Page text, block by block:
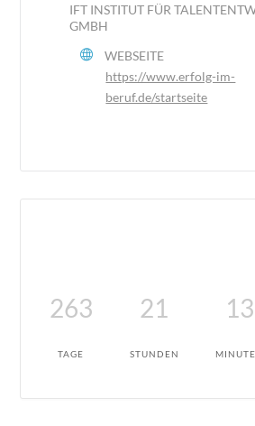
IFT INSTITUT FÜR
GMBH
WEBSEITE
https://www.erfolg-im-
beruf.de/startseite
263
TAGE
21
STUNDEN
13